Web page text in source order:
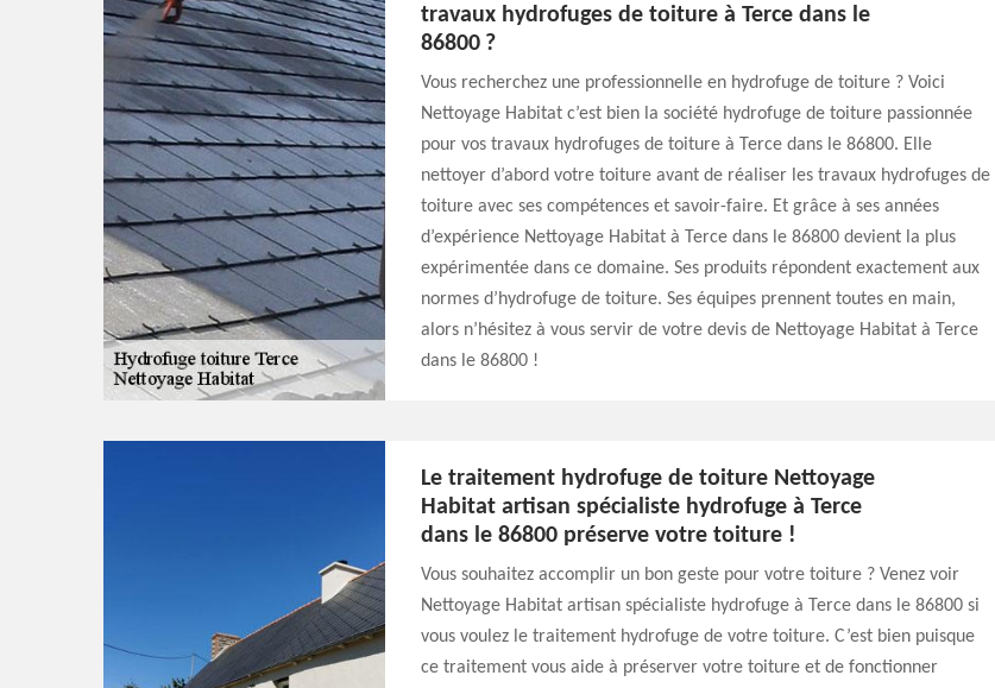
travaux hydrofuges de toiture à Terce dans le
86800 ?
Vous recherchez une professionnelle en hydrofuge de toiture ? Voici
Nettoyage Habitat c’est bien la société hydrofuge de toiture passionnée
pour vos travaux hydrofuges de toiture à Terce dans le 86800. Elle
nettoyer d’abord votre toiture avant de réaliser les travaux hydrofuges de
toiture avec ses compétences et savoir-faire. Et grâce à ses années
d’expérience Nettoyage Habitat à Terce dans le 86800 devient la plus
expérimentée dans ce domaine. Ses produits répondent exactement aux
normes d’hydrofuge de toiture. Ses équipes prennent toutes en main,
alors n’hésitez à vous servir de votre devis de Nettoyage Habitat à Terce
dans le 86800 !
Le traitement hydrofuge de toiture Nettoyage
Habitat artisan spécialiste hydrofuge à Terce
dans le 86800 préserve votre toiture !
Vous souhaitez accomplir un bon geste pour votre toiture ? Venez voir
Nettoyage Habitat artisan spécialiste hydrofuge à Terce dans le 86800 si
vous voulez le traitement hydrofuge de votre toiture. C’est bien puisque
ce traitement vous aide à préserver votre toiture et de fonctionner